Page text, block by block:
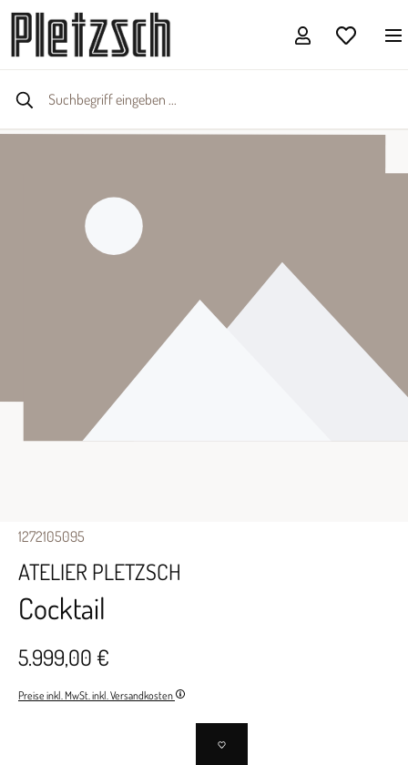
1272105095
ATELIER PLETZSCH
Cocktail
5.999,00 €
Preise inkl. MwSt. inkl. Versandkosten